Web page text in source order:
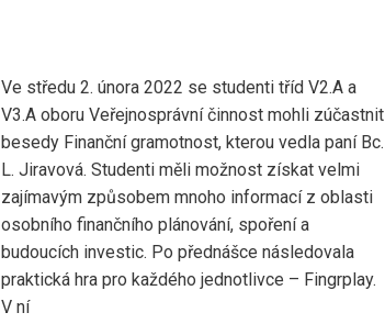
Ve středu 2. února 2022 se studenti tříd V2.A a
V3.A oboru Veřejnosprávní činnost mohli zúčastnit
besedy Finanční gramotnost, kterou vedla paní Bc.
L. Jiravová. Studenti měli možnost získat velmi
zajímavým způsobem mnoho informací z oblasti
osobního finančního plánování, spoření a
budoucích investic. Po přednášce následovala
praktická hra pro každého jednotlivce – Fingrplay.
V ní